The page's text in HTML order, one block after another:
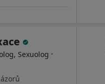
Sexuolog ·